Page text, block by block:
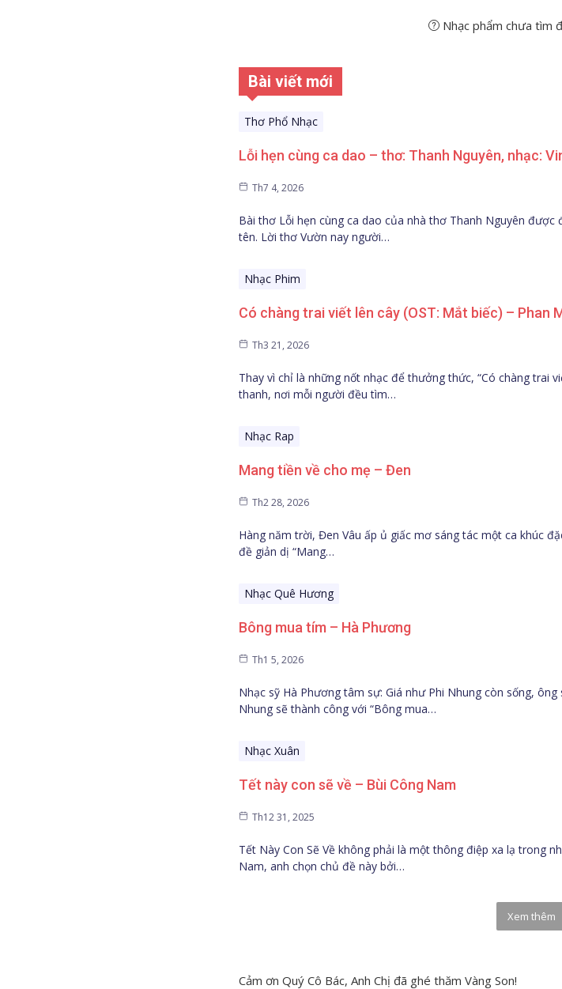
Nhạc phẩm chưa tìm
Bài viết mới
Thơ Phổ Nhạc
Lỗi hẹn cùng ca dao – thơ: Thanh Nguyên, nhạc:
Th7 4, 2026
Bài thơ Lỗi hẹn cùng ca dao của nhà thơ Thanh Nguyên được
tên. Lời thơ Vườn nay người…
Nhạc Phim
Có chàng trai viết lên cây (OST: Mắt biếc) – Phan
Th3 21, 2026
Thay vì chỉ là những nốt nhạc để thưởng thức, “Có chàng trai
thanh, nơi mỗi người đều tìm…
Nhạc Rap
Mang tiền về cho mẹ – Đen
Th2 28, 2026
Hàng năm trời, Đen Vâu ấp ủ giấc mơ sáng tác một ca khúc
đề giản dị “Mang…
Nhạc Quê Hương
Bông mua tím – Hà Phương
Th1 5, 2026
Nhạc sỹ Hà Phương tâm sự: Giá như Phi Nhung còn sống,
Nhung sẽ thành công với “Bông mua…
Nhạc Xuân
Tết này con sẽ về – Bùi Công Nam
Th12 31, 2025
Tết Này Con Sẽ Về không phải là một thông điệp xa lạ trong
Nam, anh chọn chủ đề này bởi…
Xem thêm
Cảm ơn Quý Cô Bác, Anh Chị đã ghé thăm Vàng Son!